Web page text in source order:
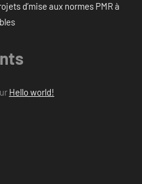
d’mise aux normes PMR à
Hello world!